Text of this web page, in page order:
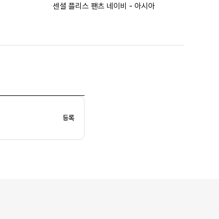
센셜 플리스 팬츠 네이비 - 아시아
등록